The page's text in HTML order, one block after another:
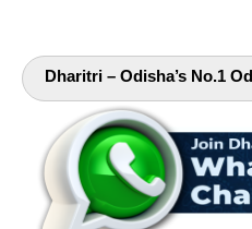
Dharitri – Odisha’s No.1